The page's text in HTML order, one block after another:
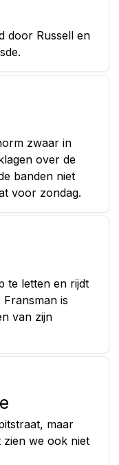
door Russell en
zwaar in
over de
banden niet
voor zondag.
te letten en rijdt
Fransman is
van zijn
maar
zien we ook niet